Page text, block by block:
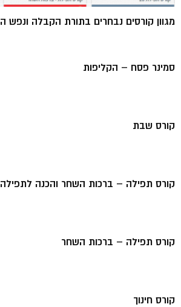
מגוון קורסים נבחרים בתורת הקבלה ונפש
סמינר פסח – הקליפות
קורס שבת
קורס תפילה – ברכות השחר והכנה לתפילה
קורס תפילה – ברכות השחר
קורס חינוך